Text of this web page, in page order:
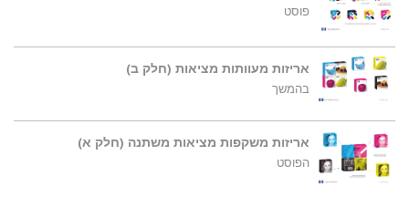
פוסט
אריזות מעוותות מציאות (חלק ב)
בהמשך
אריזות משקפות מציאות משתנה (חלק א)
הפוסט